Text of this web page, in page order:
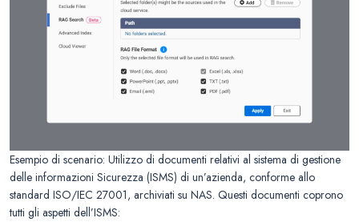
Esempio di scenario: Utilizzo di documenti relativi al sistema di gestione
delle informazioni Sicurezza (ISMS) di un’azienda, conforme allo
standard ISO/IEC 27001, archiviati su NAS. Questi documenti coprono
tutti gli aspetti dell’ISMS: